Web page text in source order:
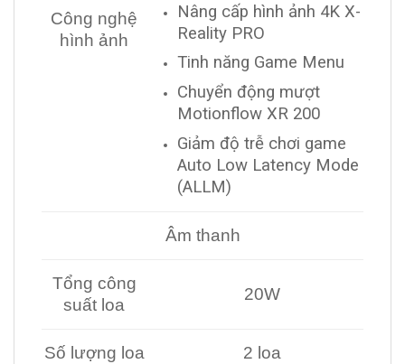
Công nghệ
hình ảnh
Nâng cấp hình ảnh 4K X-
Reality PRO
Tinh năng Game Menu
Chuyển động mượt
Motionflow XR 200
Giảm độ trễ chơi game
Auto Low Latency Mode
(ALLM)
Âm thanh
Tổng công
suất loa
20W
Số lượng loa 2 loa